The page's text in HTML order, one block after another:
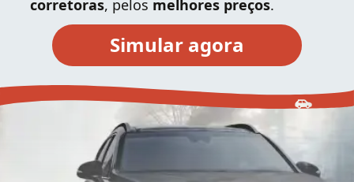
corretoras, pelos melhores preços.